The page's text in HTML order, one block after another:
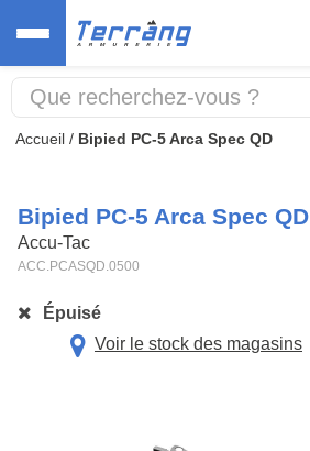
Accueil / Bipied PC-5 Arca Spec QD
Bipied PC-5 Arca Spec QD
Accu-Tac
ACC.PCASQD.0500
Épuisé
Voir le stock des magasins